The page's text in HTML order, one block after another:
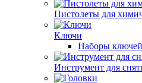
Пистолеты для
Ключи
Наборы ключей
Инструмент для